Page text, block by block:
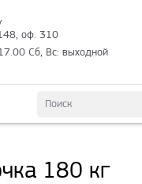
оф. 310
Сб, Вс: выходной
180 кг